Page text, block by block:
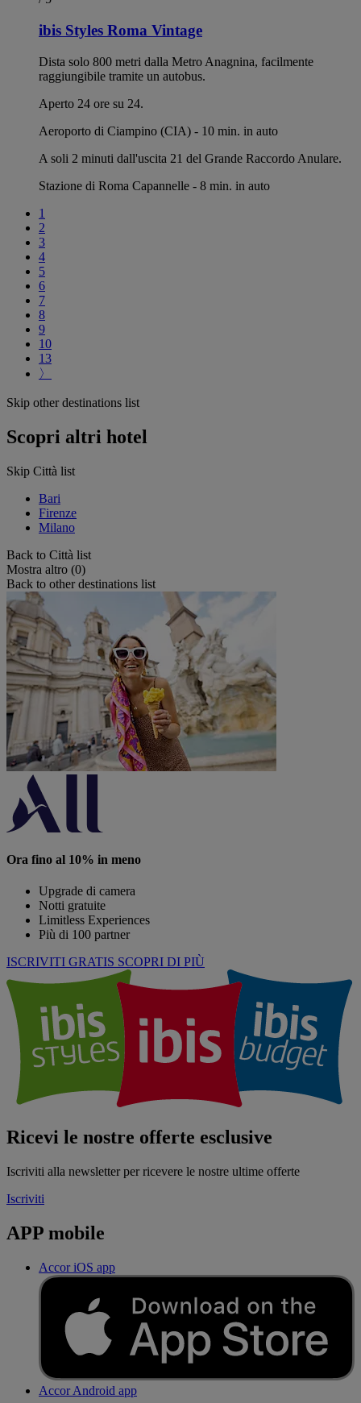
ibis Styles Roma Vintage
Dista solo 800 metri dalla Metro Anagnina, facilmente
raggiungibile tramite un autobus.
Aperto 24 ore su 24.
Aeroporto di Ciampino (CIA) - 10 min. in auto
A soli 2 minuti dall'uscita 21 del Grande Raccordo Anulare.
Stazione di Roma Capannelle - 8 min. in auto
1
2
3
4
5
6
7
8
9
10
13
〉
Skip other destinations list
Scopri altri hotel
Skip Città list
Bari
Firenze
Milano
Back to Città list
Mostra altro (0)
Back to other destinations list
Ora fino al 10% in meno
Upgrade di camera
Notti gratuite
Limitless Experiences
Più di 100 partner
ISCRIVITI GRATIS SCOPRI DI PIÙ
Ricevi le nostre offerte esclusive
Iscriviti alla newsletter per ricevere le nostre ultime offerte
Iscriviti
APP mobile
Accor iOS app
Accor Android app